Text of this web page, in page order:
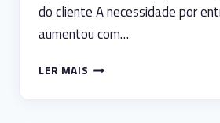
do cliente A necessidade por
aumentou com…
LER MAIS SAME